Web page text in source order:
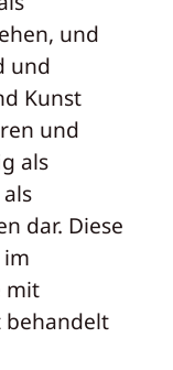
und
und
Kunst
und
als
dar. Diese
mit
behandelt